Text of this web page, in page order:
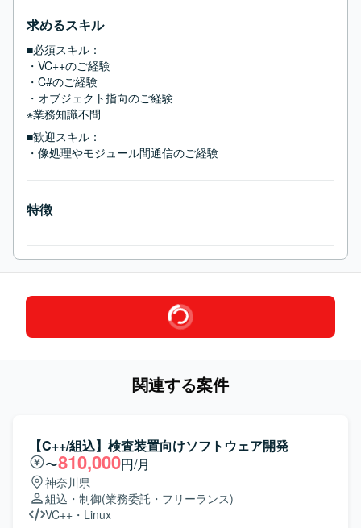
求めるスキル
■必須スキル：
・VC++のご経験
・C#のご経験
・オブジェクト指向のご経験
※業務知識不問
■歓迎スキル：
・像処理やモジュール間通信のご経験
特徴
関連する案件
【C++/組込】検査装置向けソフトウェア開発
〜810,000円/月
神奈川県
組込・制御(業務委託・フリーランス)
VC++ ・ Linux